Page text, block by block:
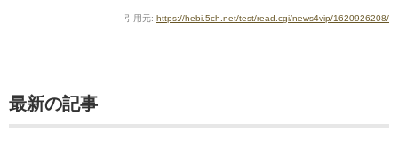
引用元: https://hebi.5ch.net/test/read.cgi/news4vip/1620926208/
最新の記事